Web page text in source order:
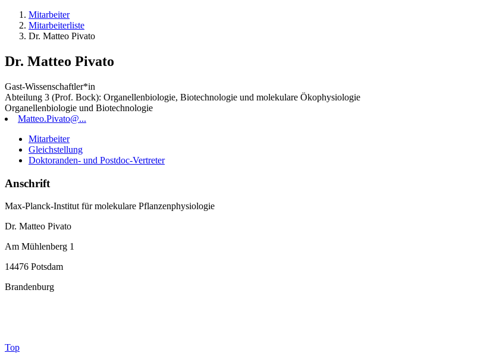
Mitarbeiter
Mitarbeiterliste
Dr. Matteo Pivato
Dr. Matteo Pivato
Gast-Wissenschaftler*in
Abteilung 3 (Prof. Bock): Organellenbiologie, Biotechnologie und molekulare Ökophysiologie
Organellenbiologie und Biotechnologie
Matteo.Pivato@...
Mitarbeiter
Gleichstellung
Doktoranden- und Postdoc-Vertreter
Anschrift
Max-Planck-Institut für molekulare Pflanzenphysiologie
Dr. Matteo Pivato
Am Mühlenberg 1
14476 Potsdam
Brandenburg
Top